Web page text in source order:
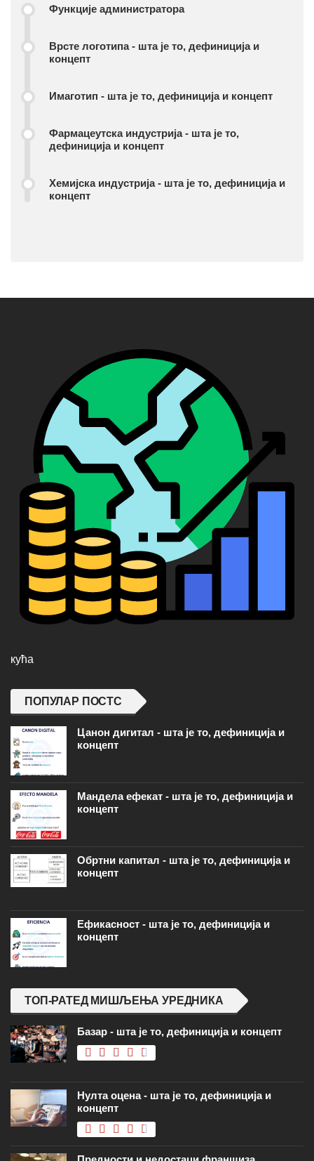
Функције администратора
Врсте логотипа - шта је то, дефиниција и
концепт
Имаготип - шта је то, дефиниција и концепт
Фармацеутска индустрија - шта је то,
дефиниција и концепт
Хемијска индустрија - шта је то, дефиниција и
концепт
кућа
ПОПУЛАР ПОСТС
Цанон дигитал - шта је то, дефиниција и
концепт
Мандела ефекат - шта је то, дефиниција и
концепт
Обртни капитал - шта је то, дефиниција и
концепт
Ефикасност - шта је то, дефиниција и
концепт
ТОП-РАТЕД МИШЉЕЊА УРЕДНИКА
Базар - шта је то, дефиниција и концепт
Нулта оцена - шта је то, дефиниција и
концепт